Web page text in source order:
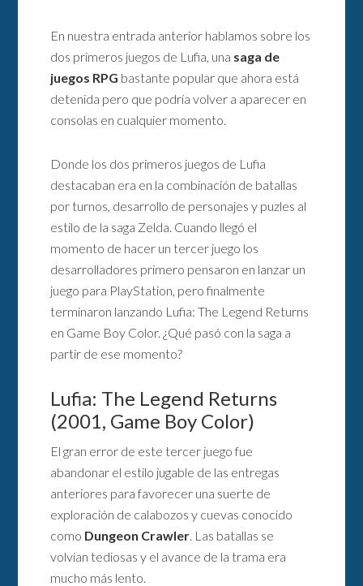
En nuestra entrada anterior hablamos sobre los
dos primeros juegos de Lufia, una saga de
juegos RPG bastante popular que ahora está
detenida pero que podría volver a aparecer en
consolas en cualquier momento.
Donde los dos primeros juegos de Lufia
destacaban era en la combinación de batallas
por turnos, desarrollo de personajes y puzles al
estilo de la saga Zelda. Cuando llegó el
momento de hacer un tercer juego los
desarrolladores primero pensaron en lanzar un
juego para PlayStation, pero finalmente
terminaron lanzando Lufia: The Legend Returns
en Game Boy Color. ¿Qué pasó con la saga a
partir de ese momento?
Lufia: The Legend Returns
(2001, Game Boy Color)
El gran error de este tercer juego fue
abandonar el estilo jugable de las entregas
anteriores para favorecer una suerte de
exploración de calabozos y cuevas conocido
como Dungeon Crawler. Las batallas se
volvían tediosas y el avance de la trama era
mucho más lento.